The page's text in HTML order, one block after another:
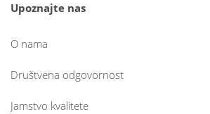
Upoznajte nas
O nama
Društvena odgovornost
Jamstvo kvalitete